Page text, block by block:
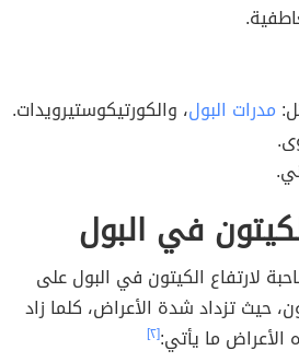
مدرات البول، والكورتيكوستيرويدات.
في البول
لارتفاع الكيتون في البول على
حيث تزداد شدة الأعراض، كلما زاد
ما يأتي:[٢]